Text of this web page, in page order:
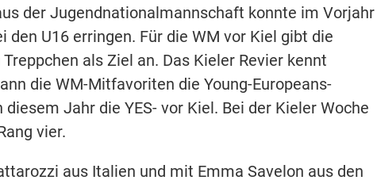
der Jugendnationalmannschaft konnte im Vorjahr
U16 erringen. Für die WM vor Kiel gibt die
als Ziel an. Das Kieler Revier kennt
die WM-Mitfavoriten die Young-Europeans-
Jahr die YES- vor Kiel. Bei der Kieler Woche
vier.
aus Italien und mit Emma Savelon aus den